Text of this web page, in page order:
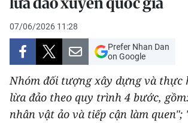
KINH TẾ
VĂN HÓA
XÃ HỘI
PHÁP LUẬT
07/06/2026 11:28
Prefer Nhan Dan
on Google
Nhóm đối tượng xây dựng và thực
lừa đảo theo quy trình 4 bước,
nhân vật ảo và tiếp cận làm quen";